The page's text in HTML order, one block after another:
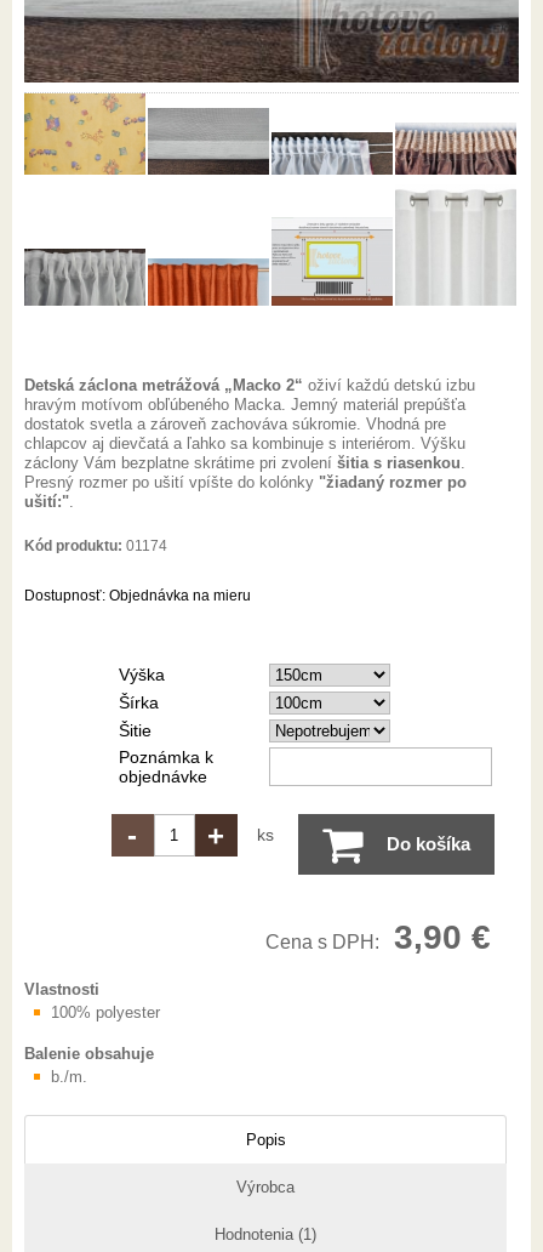
Detská záclona metrážová „Macko 2“ oživí každú detskú izbu
hravým motívom obľúbeného Macka. Jemný materiál prepúšťa
dostatok svetla a zároveň zachováva súkromie. Vhodná pre
chlapcov aj dievčatá a ľahko sa kombinuje s interiérom. Výšku
záclony Vám bezplatne skrátime pri zvolení šitia s riasenkou.
Presný rozmer po ušití vpíšte do kolónky "žiadaný rozmer po
ušití:".
Kód produktu: 01174
Dostupnosť: Objednávka na mieru
Výška
Šírka
Šitie
Poznámka k
objednávke
- + ks Do košíka
Cena s DPH: 3,90 €
Vlastnosti
100% polyester
Balenie obsahuje
b./m.
Popis
Výrobca
Hodnotenia (1)